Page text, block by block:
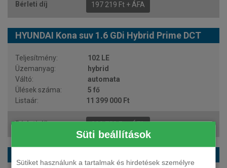
Süti beállítások
Sütiket használunk a tartalmak és hirdetések személyre
197 219 Ft + ÁFA
HYUNDAI Kona suv 1.6 GDi Hybrid Prime DCT
102 LE
hybrid
automata
5 fő
11 399 000 Ft
202 758 Ft + ÁFA